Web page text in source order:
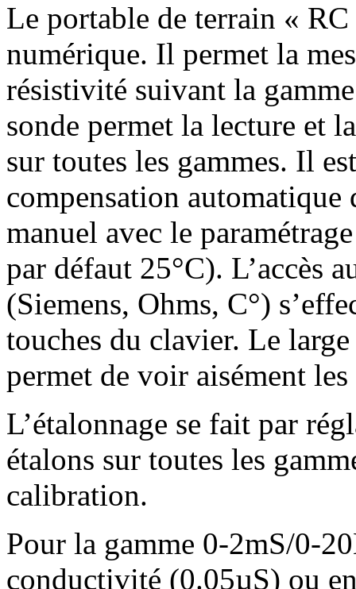
Le portable de terrain «
numérique. Il permet la
résistivité suivant la
sonde permet la lecture et
sur toutes les gammes. Il
compensation automatique
manuel avec le
par défaut 25°C). L’accès
(Siemens, Ohms, C°)
touches du clavier. Le
permet de voir aisément
L’étalonnage se fait par
étalons sur toutes les
calibration.
Pour la gamme 0-2mS/0-
conductivité (0.05µS) ou